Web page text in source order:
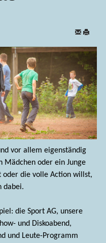
vor allem eigenständig
Mädchen oder ein Junge
oder die volle Action willst,
dabei.
die Sport AG, unsere
und Diskoabend,
und Leute-Programm